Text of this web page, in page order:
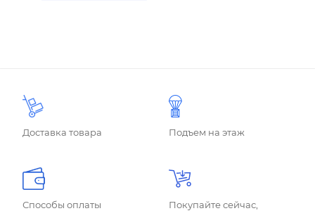
Доставка товара Подъем на этаж
Способы оплаты
Покупайте сейчас,